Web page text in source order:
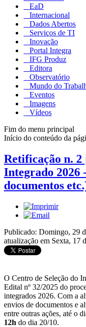
EaD
Internacional
Dados Abertos
Serviços de TI
Inovação
Portal Integra
IFG Produz
Editora
Observatório
Mundo do
Eventos
Imagens
Vídeos
Fim do menu principal
Início do conteúdo da
Retificação n.
Integrado 2026
documentos
Publicado: Domingo, 29
atualização em Sexta, 17
O Centro de Seleção do
Edital nº 32/2025 do
integrados 2026. Com a
envios de documentos e
entre outras ações, até o
12h do dia 20/10.